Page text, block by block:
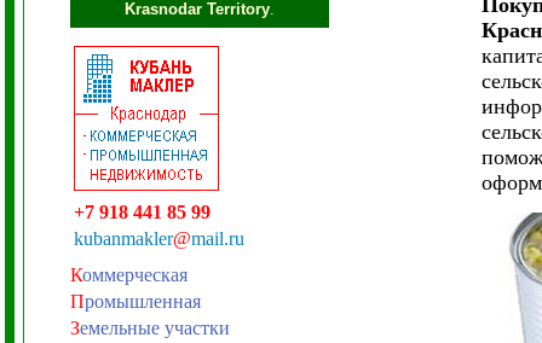
Krasnodar Territory.
+7 918 441 85 99
kubanmakler@mail.ru
Коммерческая
Промышленная
Земельные участки